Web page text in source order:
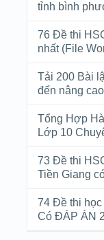
tỉnh bình
76 Đề thi
nhất (File
Tải 200 Bài
đến nâng
Tổng Hợp
Lớp 10
73 Đề thi
Tiền Giang
74 Đề thi
Có ĐÁP ÁN